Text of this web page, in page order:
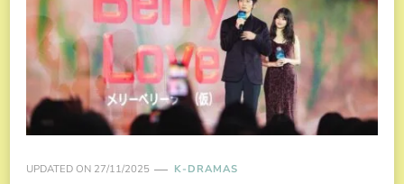
UPDATED ON 27/11/2025 K-DRAMAS